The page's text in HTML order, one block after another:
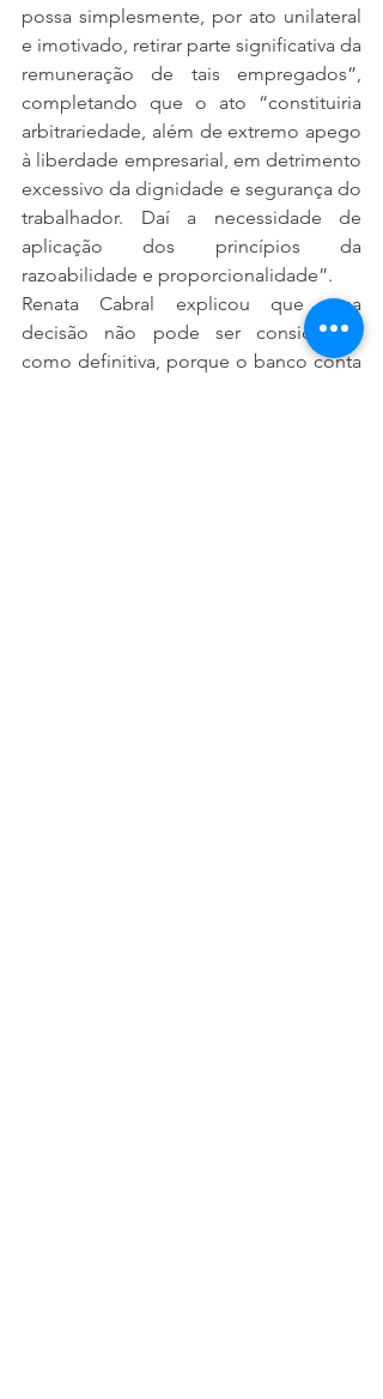
possa simplesmente, por ato unilateral
e imotivado, retirar parte significativa da
remuneração de tais empregados”,
completando que o ato “constituiria
arbitrariedade, além de extremo apego
à liberdade empresarial, em detrimento
excessivo da dignidade e segurança do
trabalhador. Daí a necessidade de
aplicação dos princípios da
razoabilidade e proporcionalidade”.
Renata Cabral explicou que essa
decisão não pode ser considerada
como definitiva, porque o banco conta